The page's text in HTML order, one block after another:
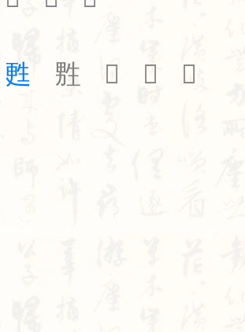
甦 㽒 𤯦 𤯧
𤯨